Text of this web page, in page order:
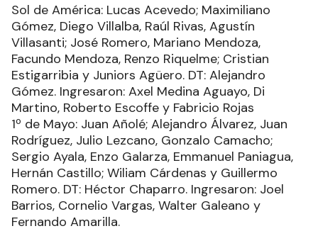
Sol de América: Lucas Acevedo; Maximiliano
Gómez, Diego Villalba, Raúl Rivas, Agustín
Villasanti; José Romero, Mariano Mendoza,
Facundo Mendoza, Renzo Riquelme; Cristian
Estigarribia y Juniors Agüero. DT: Alejandro
Gómez. Ingresaron: Axel Medina Aguayo, Di
Martino, Roberto Escoffe y Fabricio Rojas
1º de Mayo: Juan Añolé; Alejandro Álvarez, Juan
Rodríguez, Julio Lezcano, Gonzalo Camacho;
Sergio Ayala, Enzo Galarza, Emmanuel Paniagua,
Hernán Castillo; Wiliam Cárdenas y Guillermo
Romero. DT: Héctor Chaparro. Ingresaron: Joel
Barrios, Cornelio Vargas, Walter Galeano y
Fernando Amarilla.